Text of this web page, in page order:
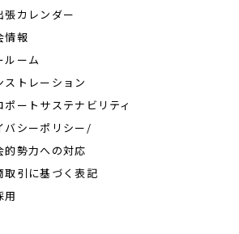
張カレンダー
情報
ルーム
ストレーション
ポートサステナビリティ
バシーポリシー/
的勢力への対応
取引に基づく表記
用